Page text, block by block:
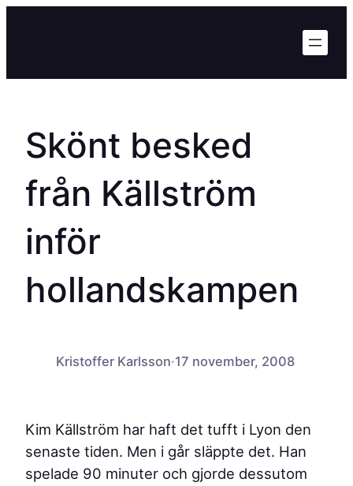
Skönt besked
från Källström
inför
hollandskampen
Kristoffer Karlsson·17 november, 2008
Kim Källström har haft det tufft i Lyon den
senaste tiden. Men i går släppte det. Han
spelade 90 minuter och gjorde dessutom